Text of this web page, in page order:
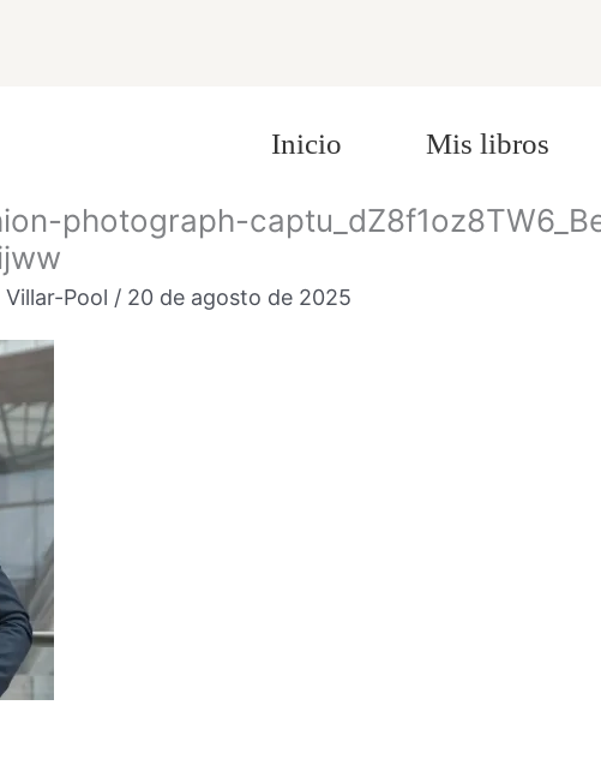
Inicio Mis libros
photograph-
Villar-Pool / 20 de agosto de 2025